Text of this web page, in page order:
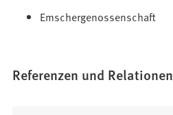
Emschergenossenschaft
Referenzen und Relationen